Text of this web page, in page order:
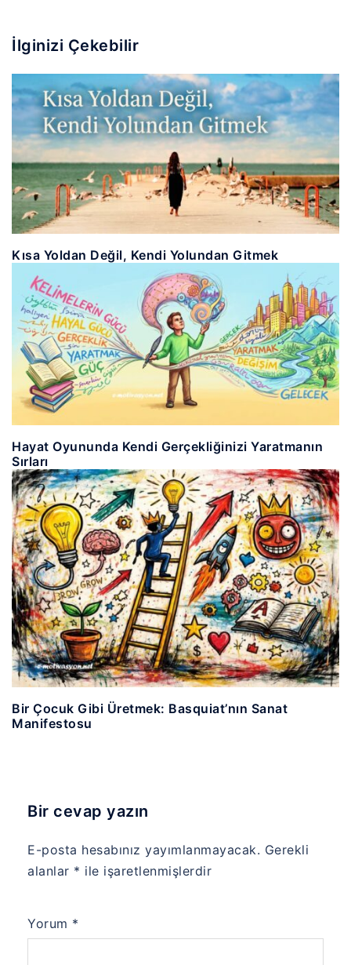
İlginizi Çekebilir
Kısa Yoldan Değil, Kendi Yolundan Gitmek
Hayat Oyununda Kendi Gerçekliğinizi Yaratmanın
Sırları
Bir Çocuk Gibi Üretmek: Basquiat’nın Sanat
Manifestosu
Bir cevap yazın
E-posta hesabınız yayımlanmayacak. Gerekli
alanlar * ile işaretlenmişlerdir
Yorum *